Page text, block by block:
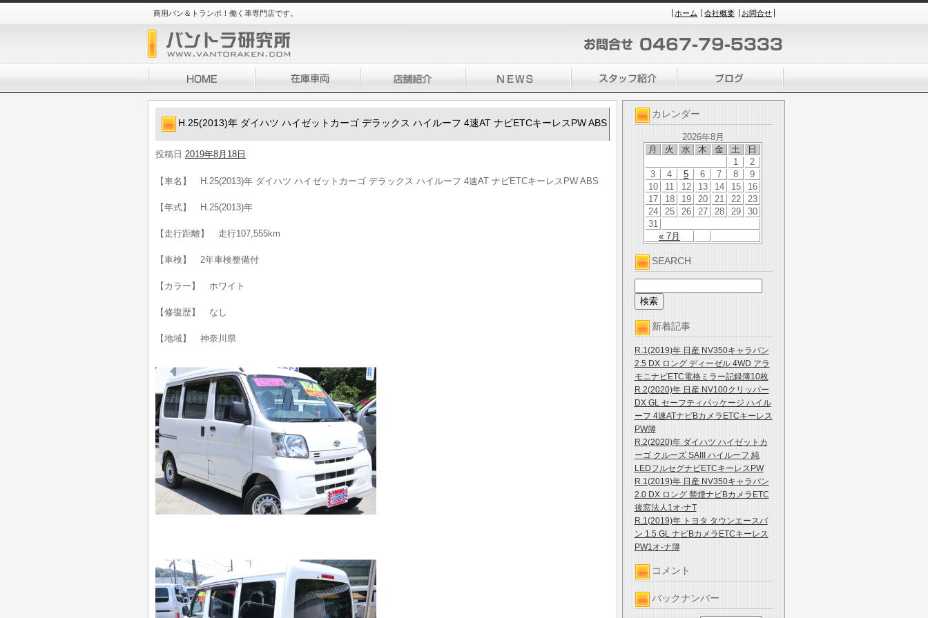
商用バン＆トランポ！働く車専門店です。 ホーム 会社概要 お問合せ
カレンダー
2026年8月
月
火 水 木 金 土 日
« 7月
1
2
3
4 5 6 7 8
9
10
11 12 13 14 15
16
17
18 19 20 21 22
23
24
25 26 27 28 29
30
31
SEARCH
新着記事
R.1(2019)年 日産 NV350キャラバン
2.5 DX ロング ディーゼル 4WD アラ
モニナビETC電格ミラー記録簿10枚
R.2(2020)年 日産 NV100クリッパー
DX GL セーフティパッケージ ハイル
ーフ 4速ATナビBカメラETCキーレス
PW簿
R.2(2020)年 ダイハツ ハイゼットカ
ーゴ クルーズ SAIII ハイルーフ 純
LEDフルセグナビETCキーレスPW
R.1(2019)年 日産 NV350キャラバン
2.0 DX ロング 禁煙ナビBカメラETC
後窓法人1オ-ナT
R.1(2019)年 トヨタ タウンエースバ
ン 1.5 GL ナビBカメラETCキーレス
PW1オ-ナ簿
コメント
バックナンバー
H.25(2013)年 ダイハツ ハイゼットカーゴ デラックス ハイルーフ 4速AT ナビETCキーレスPW ABS
投稿日 2019年8月18日
【車名】 H.25(2013)年 ダイハツ ハイゼットカーゴ デラックス ハイルーフ 4速AT ナビETCキーレスPW ABS
【年式】 H.25(2013)年
【走行距離】 走行107,555km
【車検】 2年車検整備付
【カラー】 ホワイト
【修復歴】 なし
【地域】 神奈川県